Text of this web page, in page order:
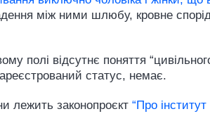
між ними шлюбу, кровне
полі відсутнє поняття
статус, немає.
лежить законопроєкт “Про